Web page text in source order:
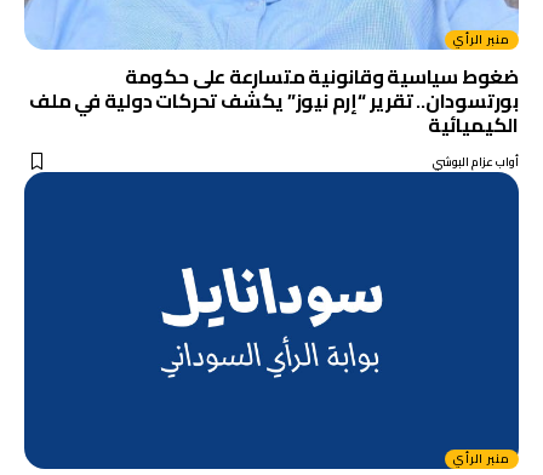
منبر الرأي
ضغوط سياسية وقانونية متسارعة على حكومة
بورتسودان.. تقرير “إرم نيوز” يكشف تحركات دولية في ملف
الكيميائية
أواب عزام البوشي
منبر الرأي